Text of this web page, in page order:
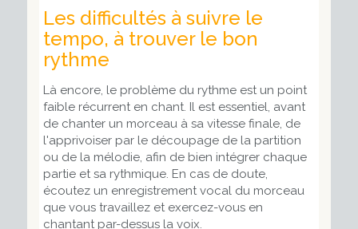
Les difficultés à suivre le
tempo, à trouver le bon
rythme
Là encore, le problème du rythme est un point
faible récurrent en chant. Il est essentiel, avant
de chanter un morceau à sa vitesse finale, de
l'apprivoiser par le découpage de la partition
ou de la mélodie, afin de bien intégrer chaque
partie et sa rythmique. En cas de doute,
écoutez un enregistrement vocal du morceau
que vous travaillez et exercez-vous en
chantant par-dessus la voix.